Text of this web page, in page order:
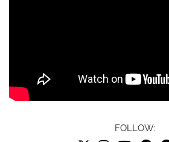
FOLLOW: